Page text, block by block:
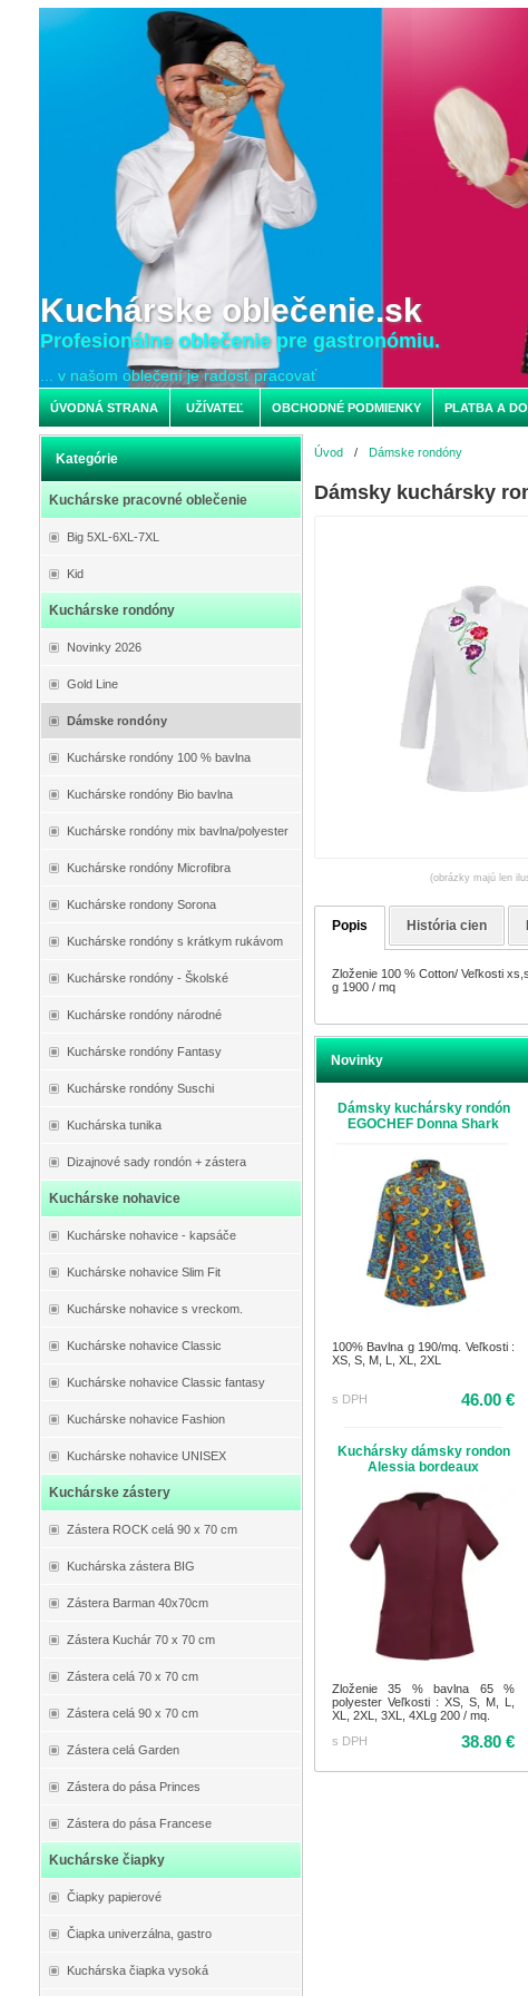
Kuchárske oblečenie.sk
Profesionálne oblečenie pre gastronómiu.
... v našom oblečení je radosť pracovať
ÚVODNÁ STRANA UŽÍVATEĽ OBCHODNÉ PODMIENKY PLATBA A
Kategórie
Kuchárske pracovné oblečenie
Big 5XL-6XL-7XL
Kid
Kuchárske rondóny
Novinky 2026
Gold Line
Dámske rondóny
Kuchárske rondóny 100 % bavlna
Kuchárske rondóny Bio bavlna
Kuchárske rondóny mix bavlna/polyester
Kuchárske rondóny Microfibra
Kuchárske rondony Sorona
Kuchárske rondóny s krátkym rukávom
Kuchárske rondóny - Školské
Kuchárske rondóny národné
Kuchárske rondóny Fantasy
Kuchárske rondóny Suschi
Kuchárska tunika
Dizajnové sady rondón + zástera
Kuchárske nohavice
Kuchárske nohavice - kapsáče
Kuchárske nohavice Slim Fit
Kuchárske nohavice s vreckom.
Kuchárske nohavice Classic
Kuchárske nohavice Classic fantasy
Kuchárske nohavice Fashion
Kuchárske nohavice UNISEX
Kuchárske zástery
Zástera ROCK celá 90 x 70 cm
Kuchárska zástera BIG
Zástera Barman 40x70cm
Zástera Kuchár 70 x 70 cm
Zástera celá 70 x 70 cm
Zástera celá 90 x 70 cm
Zástera celá Garden
Zástera do pása Princes
Zástera do pása Francese
Kuchárske čiapky
Čiapky papierové
Čiapka univerzálna, gastro
Kuchárska čiapka vysoká
Úvod / Dámske rondóny
Dámsky kuchársky
(obrázky majú len
Popis História cien
Zloženie 100 % Cotton/ Veľkosti
g 1900 / mq
Novinky
Dámsky kuchársky rondón
EGOCHEF Donna Shark
100% Bavlna g 190/mq. Veľkosti :
XS, S, M, L, XL, 2XL
s DPH 46.00 €
Kuchársky dámsky rondon
Alessia bordeaux
Zloženie 35 % bavlna 65 %
polyester Veľkosti : XS, S, M, L,
XL, 2XL, 3XL, 4XLg 200 / mq.
s DPH
38.80 €